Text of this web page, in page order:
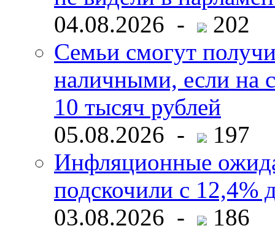
04.08.2026 -
202
Семьи смогут
наличными, если на
10 тысяч рублей
05.08.2026 -
197
Инфляционные
подскочили с 12,4%
03.08.2026 -
186